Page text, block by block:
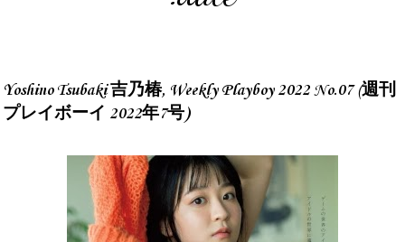
Yoshino Tsubaki 吉乃椿, Weekly Playboy 2022 No.07 (週刊
プレイボーイ 2022年7号)